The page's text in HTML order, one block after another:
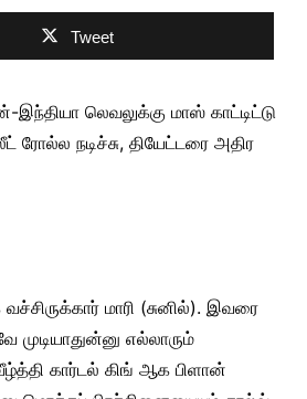
Tweet
லெவலுக்கு மாஸ் காட்டிட்டு
நடிச்சு, தியேட்டரை அதிர
மாரி (சுனில்). இவரை
எல்லாரும்
கார்டல் கிங் ஆக பிளான்